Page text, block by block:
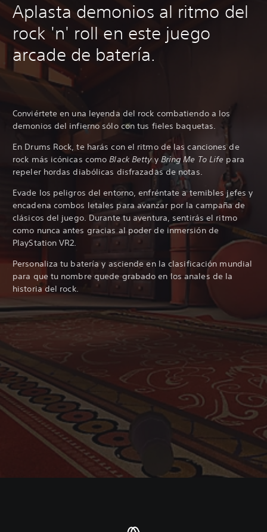
Aplasta demonios al ritmo del
rock 'n' roll en este juego
arcade de batería.
Conviértete en una leyenda del rock combatiendo a los
demonios del infierno sólo con tus fieles baquetas.
En Drums Rock, te harás con el ritmo de las canciones de
rock más icónicas como Black Bettyy Bring Me To Life para
repeler hordas diabólicas disfrazadas de notas.
Evade los peligros del entorno, enfréntate a temibles jefes y
encadena combos letales para avanzar por la campaña de
clásicos del juego. Durante tu aventura, sentirás el ritmo
como nunca antes gracias al poder de inmersión de
PlayStation VR2.
Personaliza tu batería y asciende en la clasificación mundial
para que tu nombre quede grabado en los anales de la
historia del rock.